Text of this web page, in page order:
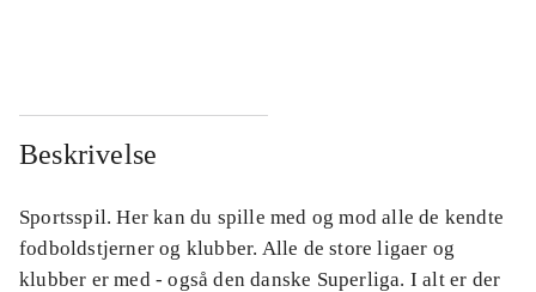
Beskrivelse
Sportsspil. Her kan du spille med og mod alle de kendte
fodboldstjerner og klubber. Alle de store ligaer og
klubber er med - også den danske Superliga. I alt er der